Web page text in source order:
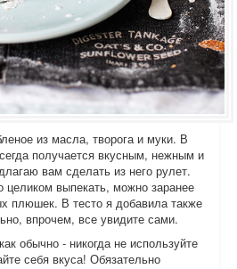
из масла, творога и муки. В
получается вкусным, нежным и
вам сделать из него рулет.
целиком выпекать, можно заранее
плюшек. В тесто я добавила также
впрочем, все увидите сами.
обычно - никогда не используйте
себя вкуса! Обязательно